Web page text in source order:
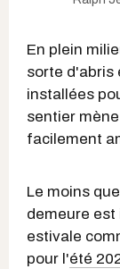
En plein
sorte d'abris
installées
sentier
facilement
Le moins
demeure est
estivale
pour l'été